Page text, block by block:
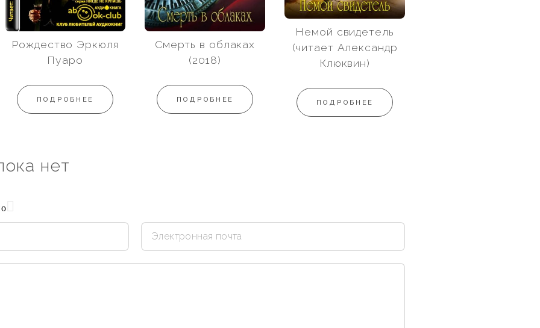
Рождество Эркюля
Пуаро
ПОДРОБНЕЕ
Смерть в облаках
(2018)
ПОДРОБНЕЕ
Немой свидетель
(читает Александр
Клюквин)
ПОДРОБНЕЕ
нет